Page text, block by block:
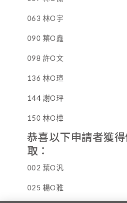
063 林O宇
090 葉O鑫
098 許O文
136 林O瑄
144 謝O玶
150 林O樺
恭喜以下申請者獲
取：
002 葉O汎
025 楊O雅